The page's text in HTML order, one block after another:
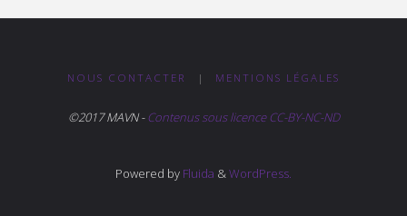
NOUS CONTACTER | MENTIONS LÉGALES
©2017 MAVN -Contenus sous licence CC-BY-NC-ND
Powered by Fluida &WordPress.